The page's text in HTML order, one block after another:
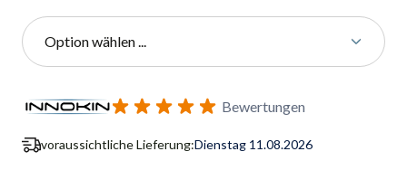
Option wählen ...
Benachrichtigungsformular für Wiederverfügbarkeit
Bewertungen
voraussichtliche Lieferung:Dienstag 11.08.2026